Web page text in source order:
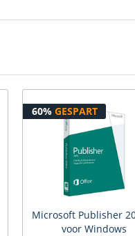
60% GESPART
Microsoft Publisher
voor Windows